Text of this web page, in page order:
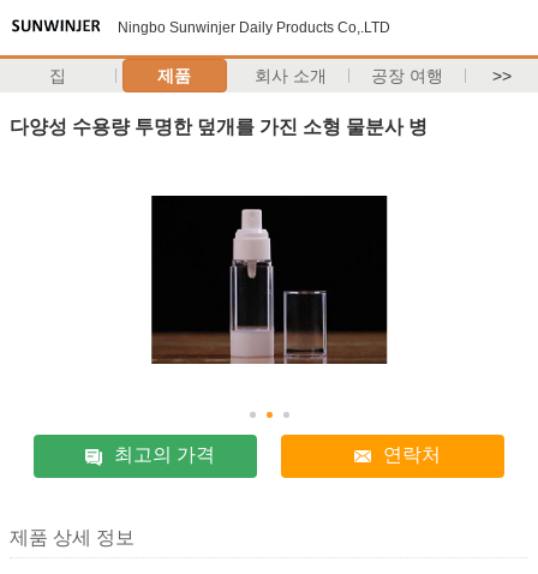
Ningbo Sunwinjer Daily Products Co,.LTD
집 제품 회사 소개 공장 여행 >>
다양성 수용량 투명한 덮개를 가진 소형 물분사 병
최고의 가격 연락처
제품 상세 정보